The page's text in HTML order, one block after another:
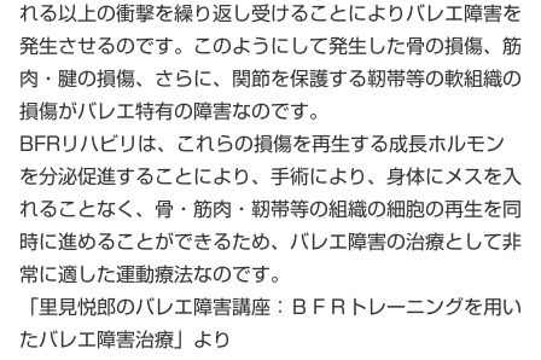
れる以上の衝撃を繰り返し受けることによりバレエ障害を
発生させるのです。このようにして発生した骨の損傷、筋
肉・腱の損傷、さらに、関節を保護する靭帯等の軟組織の
損傷がバレエ特有の障害なのです。
BFRリハビリは、これらの損傷を再生する成長ホルモン
を分泌促進することにより、手術により、身体にメスを入
れることなく、骨・筋肉・靭帯等の組織の細胞の再生を同
時に進めることができるため、バレエ障害の治療として非
常に適した運動療法なのです。
「里見悦郎のバレエ障害講座：ＢＦＲトレーニングを用い
たバレエ障害治療」より